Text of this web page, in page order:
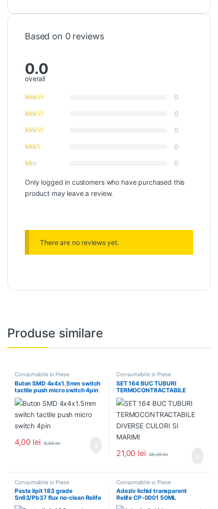
Based on 0 reviews
0.0
overall
0
0
0
0
0
Only logged in customers who have purchased this
product may leave a review.
There are no reviews yet.
Produse similare
Consumabile si Piese
Buton SMD 4x4x1.5mm switch
tactile push micro switch 4pin
4,00 lei 8,00lei
Consumabile si Piese
SET 164 BUC TUBURI
TERMOCONTRACTABILE
DIVERSE CULORI SI MARIMI
21,00 lei 35,00lei
Consumabile si Piese
Pasta lipit 183 grade
Sn63/Pb37 flux no-clean Relife
RL-402
Consumabile si Piese
Adeziv lichid transparent
Relife CP-0001 50ML